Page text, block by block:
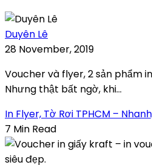
Duyên Lê
28 November, 2019
Voucher và flyer, 2 sản phẩm
Nhưng thật bất ngờ, khi...
In Flyer, Tờ Rơi TPHCM –
7 Min Read